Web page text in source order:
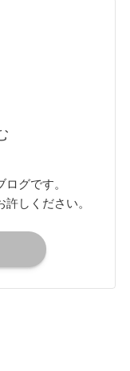
グです。
しください。